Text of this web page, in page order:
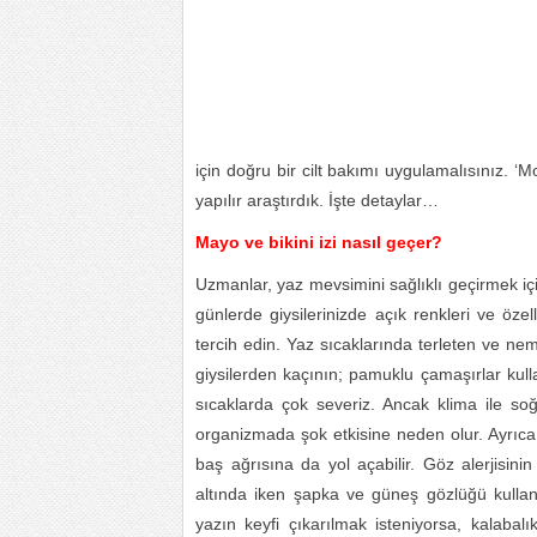
için doğru bir cilt bakımı uygulamalısınız.
yapılır araştırdık. İşte detaylar…
Mayo ve bikini izi nasıl geçer?
Uzmanlar, yaz mevsimini sağlıklı geçirmek
günlerde giysilerinizde açık renkleri ve
tercih edin. Yaz sıcaklarında terleten ve
giysilerden kaçının; pamuklu çamaşırlar
sıcaklarda çok severiz. Ancak klima ile
organizmada şok etkisine neden olur.
baş ağrısına da yol açabilir. Göz
altında iken şapka ve güneş gözlüğü
yazın keyfi çıkarılmak isteniyorsa,